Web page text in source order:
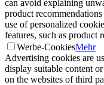
can avoid explaining
product
use of personalized
features, such as product
Werbe-CookiesMehr
Advertising cookies are
display suitable content
on the websites of third